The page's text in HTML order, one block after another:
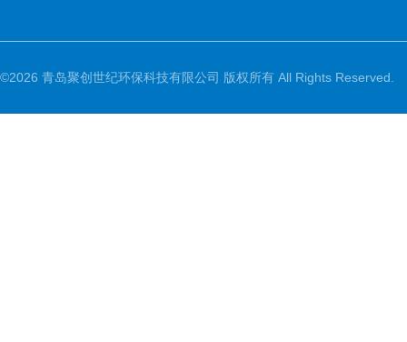
©2026 青岛聚创世纪环保科技有限公司 版权所有 All Rights Reserved.